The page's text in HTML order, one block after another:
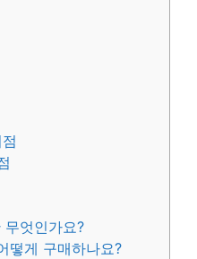
무엇인가요?
떻게 구매하나요?